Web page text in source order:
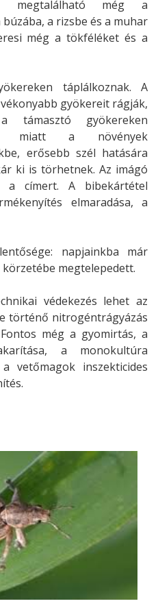
megtalálható még a
a rizsbe és a muhar
még a tökféléket és a
táplálkoznak. A
gyökereit rágják,
támasztó gyökereken
miatt a növények
erősebb szél hatására
ki is törhetnek. Az imágó
a címert. A bibekártétel
elmaradása, a
napjainkba már
megtelepedett.
védekezés lehet az
történő nitrogéntrágyázás
még a gyomirtás, a
a monokultúra
vetőmagok inszekticides